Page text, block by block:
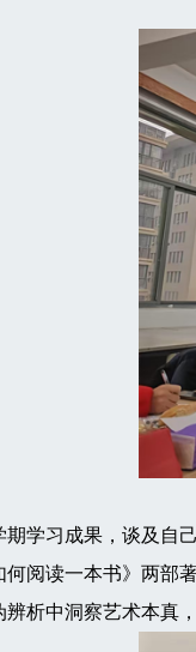
习成果，谈及自己
阅读一本书》两部
析中洞察艺术本真